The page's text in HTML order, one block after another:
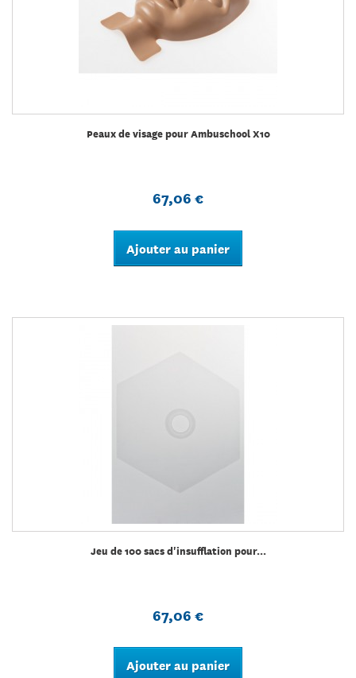
Peaux de visage pour Ambuschool X10
67,06 €
Ajouter au panier
Jeu de 100 sacs d'insufflation pour...
67,06 €
Ajouter au panier